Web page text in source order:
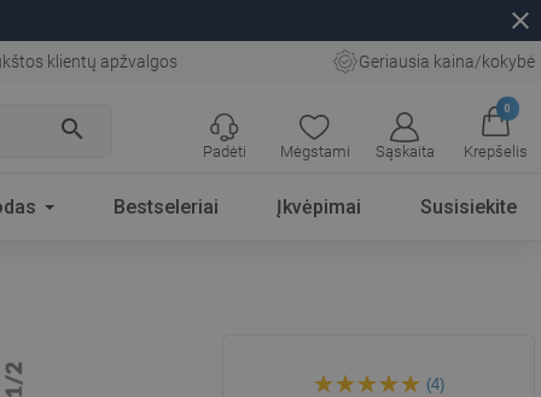
close
klientų apžvalgos Geriausia kaina/kokybė
search
Mėgstami Sąskaita
0
Krepšelis
Padėti
Bestseleriai Įkvėpimai Susisiekite
montuojama galvutė,
(4)